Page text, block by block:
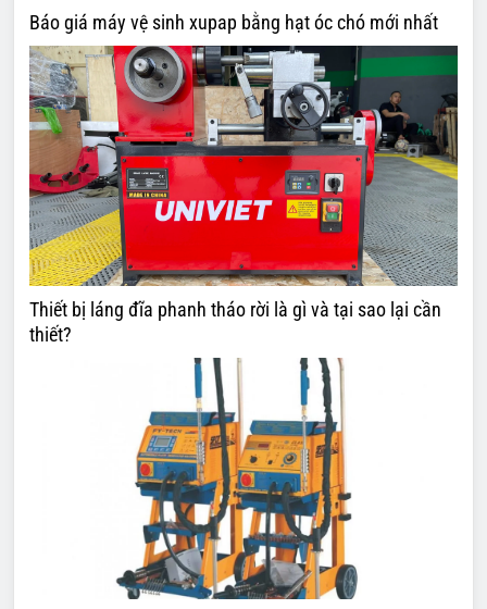
Báo giá máy vệ sinh xupap bằng hạt óc chó mới nhất
Thiết bị láng đĩa phanh tháo rời là gì và tại sao lại cần
thiết?